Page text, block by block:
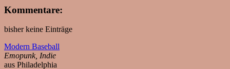
Kommentare:
bisher keine Einträge
Modern Baseball
Emopunk, Indie
aus Philadelphia